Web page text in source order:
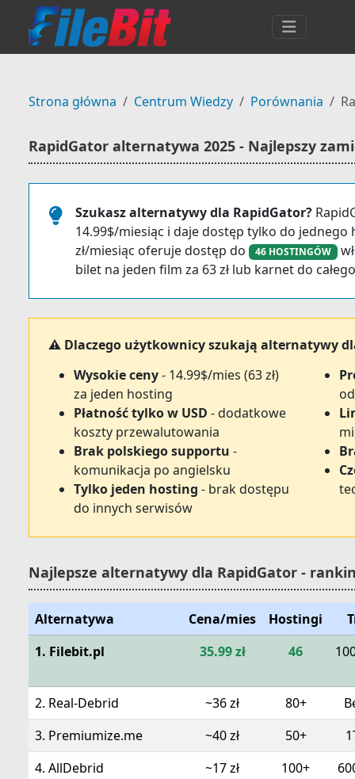
Strona główna Centrum Wiedzy Porównania
RapidGator alternatywa 2025 - Najlepszy
Szukasz alternatywy dla RapidGator?
14.99$/miesiąc i daje dostęp tylko do jednego
zł/miesiąc oferuje dostęp do
46 HOSTINGÓW
bilet na jeden film za 63 zł lub karnet do
⚠️ Dlaczego użytkownicy szukają alternatywy
Wysokie ceny- 14.99$/mies (63 zł)
za jeden hosting
Płatność tylko w USD - dodatkowe
koszty przewalutowania
Brak polskiego supportu -
komunikacja po angielsku
Tylko jeden hosting - brak dostępu
do innych serwisów
Najlepsze alternatywy dla RapidGator -
Alternatywa Cena/mies Hostingi
1. Filebit.pl
35.99 zł 46
2. Real-Debrid ~36 zł 80+
3. Premiumize.me
~40 zł 50+
4. AllDebrid
~17 zł 100+